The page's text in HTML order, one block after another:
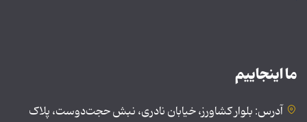
ما اینجاییم
آدرس: بلوار کشاورز، خیابان نادری، نبش حجت‌دوست، پلاک